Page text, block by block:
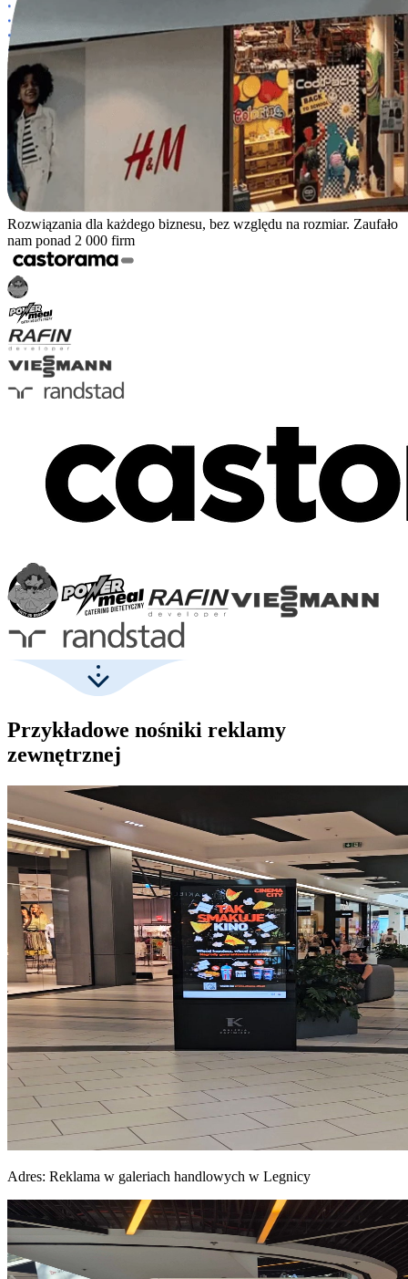
Rozwiązania dla każdego biznesu, bez względu na rozmiar. Zaufało
nam ponad 2 000 firm
Przykładowe nośniki reklamy
zewnętrznej
Adres: Reklama w galeriach handlowych w Legnicy